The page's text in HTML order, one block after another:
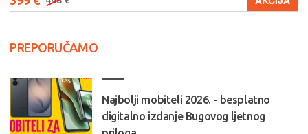
PREPORUČAMO
Najbolji mobiteli 2026. - besplatno
digitalno izdanje Bugovog ljetnog